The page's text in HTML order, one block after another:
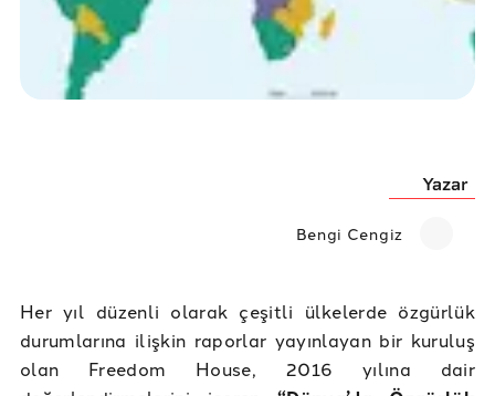
Yazar
Bengi Cengiz
Her yıl düzenli olarak çeşitli ülkelerde özgürlük
durumlarına ilişkin raporlar yayınlayan bir kuruluş
olan Freedom House, 2016 yılına dair